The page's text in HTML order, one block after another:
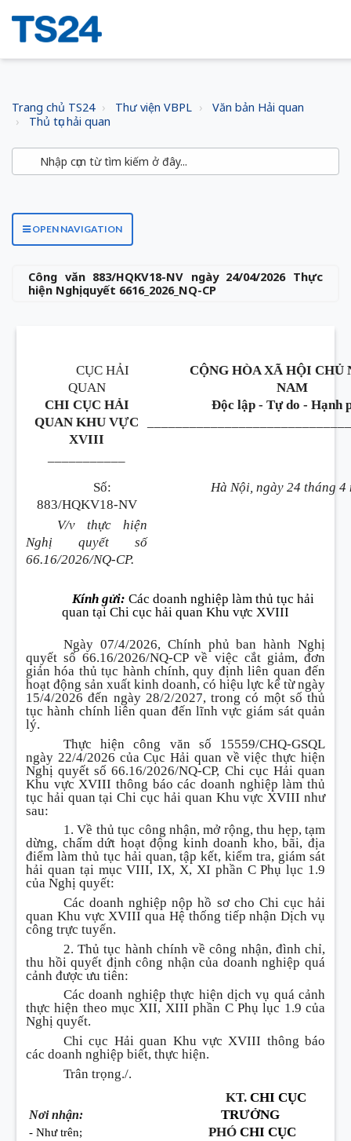
Trang chủ TS24 Thư viện VBPL
Văn bản Hải quan
Thủ tục hải quan
OPEN NAVIGATION
Công văn 883/HQKV18-NV ngày 24/04/2026 Thực
hiện Nghị quyết 6616_2026_NQ-CP
CỤC HẢI
QUAN
CHI CỤC HẢI
QUAN KHU VỰC
XVIII
CỘNG HÒA XÃ HỘI CHỦ
NAM
Độc lập - Tự do - Hạnh
Số:
883/HQKV18-NV
V/v thực hiện
Nghị quyết số
66.16/2026/NQ-CP.
Hà Nội, ngày 24 tháng 4
Kính gửi: Các doanh nghiệp làm thủ tục hải
quan tại Chi cục hải quan Khu vực XVIII
Ngày 07/4/2026, Chính phủ ban hành Nghị
quyết số 66.16/2026/NQ-CP về việc cắt giảm, đơn
giản hóa thủ tục hành chính, quy định liên quan đến
hoạt động sản xuất kinh doanh, có hiệu lực kể từ ngày
15/4/2026 đến ngày 28/2/2027, trong có một số thủ
tục hành chính liên quan đến lĩnh vực giám sát quản
lý.
Thực hiện công văn số 15559/CHQ-GSQL
ngày 22/4/2026 của Cục Hải quan về việc thực hiện
Nghị quyết số 66.16/2026/NQ-CP, Chi cục Hải quan
Khu vực XVIII thông báo các doanh nghiệp làm thủ
tục hải quan tại Chi cục hải quan Khu vực XVIII như
sau:
1. Về thủ tục công nhận, mở rộng, thu hẹp, tạm
dừng, chấm dứt hoạt động kinh doanh kho, bãi, địa
điểm làm thủ tục hải quan, tập kết, kiểm tra, giám sát
hải quan tại mục VIII, IX, X, XI phần C Phụ lục 1.9
của Nghị quyết:
Các doanh nghiệp nộp hồ sơ cho Chi cục hải
quan Khu vực XVIII qua Hệ thống tiếp nhận Dịch vụ
công trực tuyến.
2. Thủ tục hành chính về công nhận, đình chỉ,
thu hồi quyết định công nhận của doanh nghiệp quá
cảnh được ưu tiên:
Các doanh nghiệp thực hiện dịch vụ quá cảnh
thực hiện theo mục XII, XIII phần C Phụ lục 1.9 của
Nghị quyết.
Chi cục Hải quan Khu vực XVIII thông báo
các doanh nghiệp biết, thực hiện.
Trân trọng./.
Nơi nhận:
- Như trên;
KT. CHI CỤC
TRƯỞNG
PHÓ CHI CỤC